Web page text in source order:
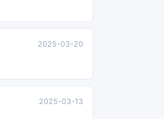
2025-03-20
2025-03-13